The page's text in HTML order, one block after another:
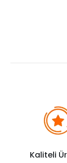
Kaliteli